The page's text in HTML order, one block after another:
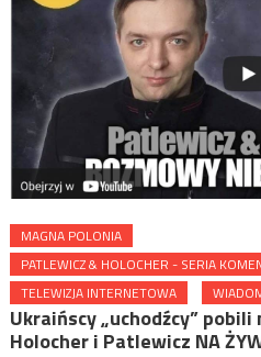
MAGNA POLONIA
PATLEWICZ & HOLOCHER - SERIA
TELEWIZJA INTERNETOWA
Ukraińscy „uchodźcy”
Holocher i Patlewicz NA